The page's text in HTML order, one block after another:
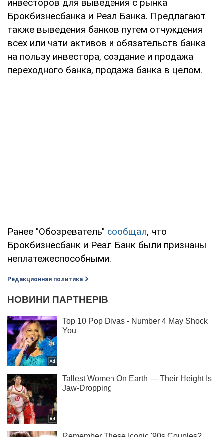
инвесторов для выведения с рынка
Брокбизнесбанка и Реал Банка. Предлагают
также выведения банков путем отчуждения
всех или чати активов и обязательств банка
на пользу инвестора, создание и продажа
переходного банка, продажа банка в целом.
Ранее "Обозреватель" сообщал, что
Брокбизнесбанк и Реал Банк были признаны
неплатежеспособными.
Редакционная политика